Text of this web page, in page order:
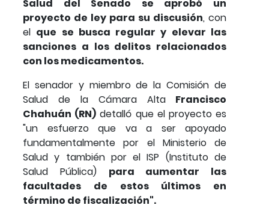
Salud del Senado se aprobó un
proyecto de ley para su discusión, con
el que se busca regular y elevar las
sanciones a los delitos relacionados
con los medicamentos.
El senador y miembro de la Comisión de
Salud de la Cámara Alta Francisco
Chahuán (RN) detalló que el proyecto es
"un esfuerzo que va a ser apoyado
fundamentalmente por el Ministerio de
Salud y también por el ISP (Instituto de
Salud Pública) para aumentar las
facultades de estos últimos en
término de fiscalización".